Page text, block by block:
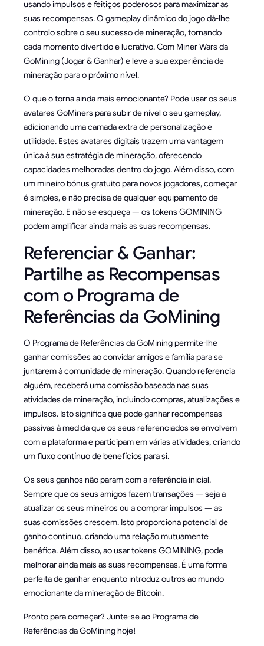
usando impulsos e feitiços poderosos para maximizar as
suas recompensas. O gameplay dinâmico do jogo dá-lhe
controlo sobre o seu sucesso de mineração, tornando
cada momento divertido e lucrativo. Com Miner Wars da
GoMining (Jogar & Ganhar) e leve a sua experiência de
mineração para o próximo nível.
O que o torna ainda mais emocionante? Pode usar os seus
avatares GoMiners para subir de nível o seu gameplay,
adicionando uma camada extra de personalização e
utilidade. Estes avatares digitais trazem uma vantagem
única à sua estratégia de mineração, oferecendo
capacidades melhoradas dentro do jogo. Além disso, com
um mineiro bónus gratuito para novos jogadores, começar
é simples, e não precisa de qualquer equipamento de
mineração. E não se esqueça — os tokens GOMINING
podem amplificar ainda mais as suas recompensas.
Referenciar & Ganhar:
Partilhe as Recompensas
com o Programa de
Referências da GoMining
O Programa de Referências da GoMining permite-lhe
ganhar comissões ao convidar amigos e família para se
juntarem à comunidade de mineração. Quando referencia
alguém, receberá uma comissão baseada nas suas
atividades de mineração, incluindo compras, atualizações e
impulsos. Isto significa que pode ganhar recompensas
passivas à medida que os seus referenciados se envolvem
com a plataforma e participam em várias atividades, criando
um fluxo contínuo de benefícios para si.
Os seus ganhos não param com a referência inicial.
Sempre que os seus amigos fazem transações — seja a
atualizar os seus mineiros ou a comprar impulsos — as
suas comissões crescem. Isto proporciona potencial de
ganho contínuo, criando uma relação mutuamente
benéfica. Além disso, ao usar tokens GOMINING, pode
melhorar ainda mais as suas recompensas. É uma forma
perfeita de ganhar enquanto introduz outros ao mundo
emocionante da mineração de Bitcoin.
Pronto para começar? Junte-se ao Programa de
Referências da GoMining hoje!